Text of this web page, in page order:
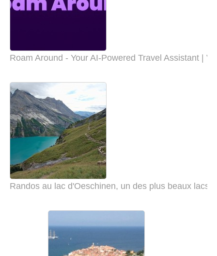
Roam Around - Your AI-Powered Travel Assistant |
Randos au lac d'Oeschinen, un des plus beaux lacs